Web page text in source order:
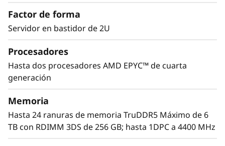
R
6
6
5
V
3
Las aplicaciones de TI modernas, como
aquellas de virtualización, definidas por
software y con IA, requieren servidores con
Factor de forma
Servidor en bastidor de 2U
Procesadores
Hasta dos procesadores AMD EPYC™ de cuarta
generación
Memoria
Hasta 24 ranuras de memoria TruDDR5 Máximo de 6
TB con RDIMM 3DS de 256 GB; hasta 1DPC a 4400 MHz